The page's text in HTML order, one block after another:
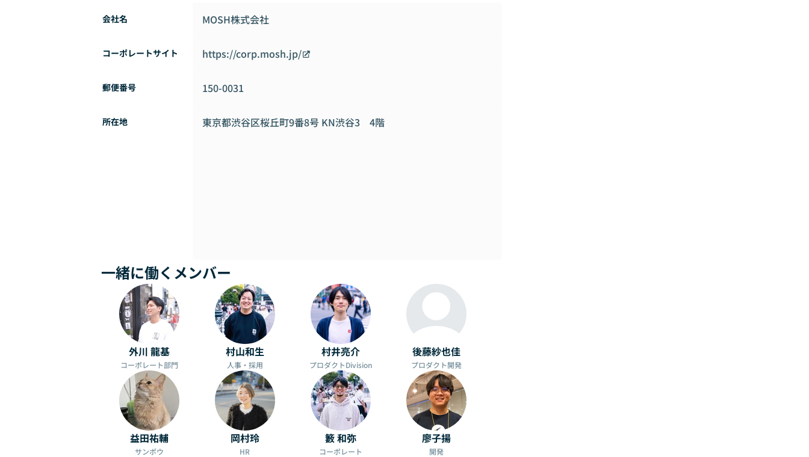
会社名 MOSH株式会社
コーポレートサイト https://corp.mosh.jp/
郵便番号 150-0031
所在地 東京都渋谷区桜丘町9番8号 KN渋谷3 4階
一緒に働くメンバー
外川 龍基
コーポレート部門
村山和生
人事・採用
村井亮介
プロダクトDivision
後藤紗也佳
プロダクト開発
益田祐輔
サンポウ
岡村玲
HR
籔 和弥
コーポレート
廖子揚
開発